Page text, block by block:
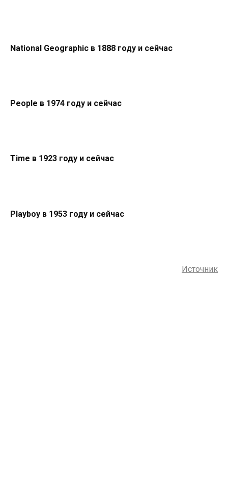
National Geographic в 1888 году и сейчас
People в 1974 году и сейчас
Time в 1923 году и сейчас
Playboy в 1953 году и сейчас
Источник